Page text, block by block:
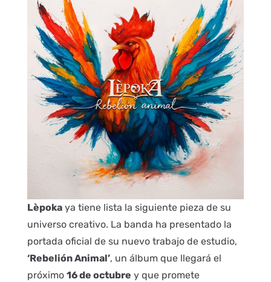
Lèpokaya tiene lista la siguiente pieza de su
universo creativo. La banda ha presentado la
portada oficial de su nuevo trabajo de estudio,
‘Rebelión Animal’, un álbum que llegará el
próximo 16 de octubre y que promete